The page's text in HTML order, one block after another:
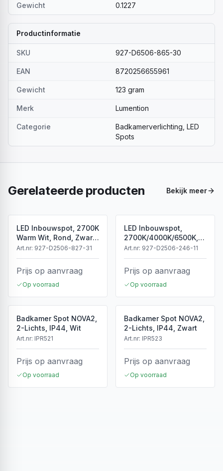
Gewicht 0.1227
Productinformatie
SKU 927-D6506-865-30
EAN 8720256655961
Gewicht 123 gram
Merk Lumention
Categorie
Badkamerverlichting, LED
Spots
Gerelateerde producten Bekijk meer
LED Inbouwspot, 2700K
Warm Wit, Rond, Zwart,
Dimbaar, IP44
Art.nr: 927-D2506-827-31
Prijs op aanvraag
Op voorraad
LED Inbouwspot,
2700K/4000K/6500K,
Dimbaar, Wit, IP44
Art.nr: 927-D2506-246-11
Prijs op aanvraag
Op voorraad
Badkamer Spot NOVA2,
2-Lichts, IP44, Wit
Art.nr: IPR521
Prijs op aanvraag
Op voorraad
Badkamer Spot NOVA2,
2-Lichts, IP44, Zwart
Art.nr: IPR523
Prijs op aanvraag
Op voorraad